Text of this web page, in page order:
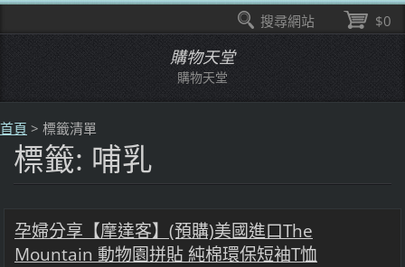
購物天堂
購物天堂
首頁 > 標籤清單
標籤: 哺乳
孕婦分享【摩達客】(預購)美國進口The
Mountain 動物園拼貼 純棉環保短袖T恤
$0
搜尋網站